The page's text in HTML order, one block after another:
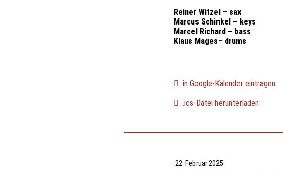
Reiner Witzel – sax
Marcus Schinkel – keys
Marcel Richard – bass
Klaus Mages– drums
in Google-Kalender eintragen
.ics-Datei herunterladen
22. Februar 2025